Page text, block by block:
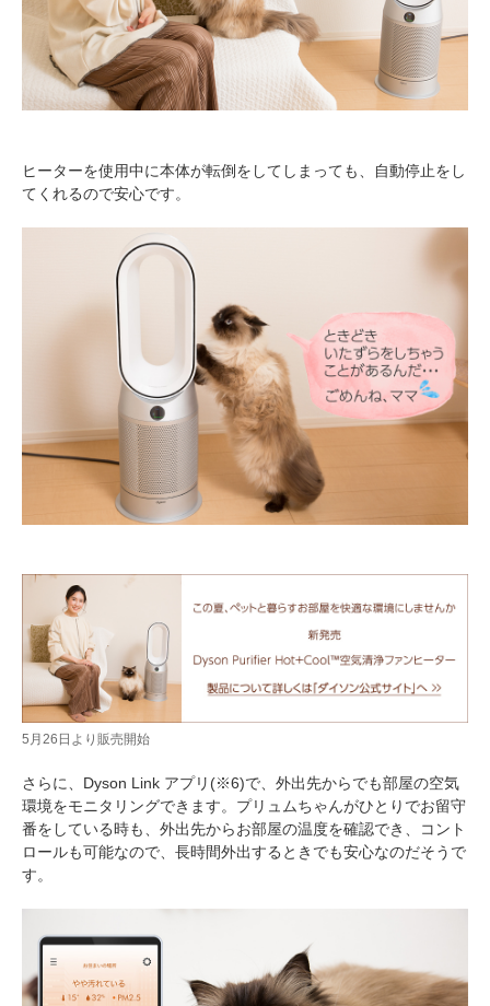
ヒーターを使用中に本体が転倒をしてしまっても、自動停止をし
てくれるので安心です。
5月26日より販売開始
さらに、Dyson Link アプリ(※6)で、外出先からでも部屋の空気
環境をモニタリングできます。プリュムちゃんがひとりでお留守
番をしている時も、外出先からお部屋の温度を確認でき、コント
ロールも可能なので、長時間外出するときでも安心なのだそうで
す。